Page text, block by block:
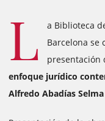
L
a Biblioteca
Barcelona se
presentación
enfoque jurídico
Alfredo Abadías Selma